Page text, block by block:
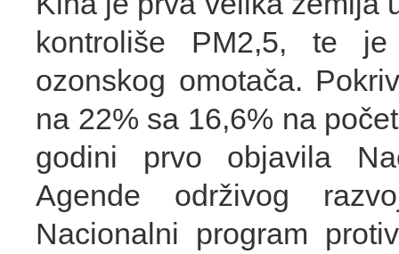
kontroliše PM2,5, te
ozonskog omotača.
na 22% sa 16,6% na
godini prvo objavila
Agende održivog
Nacionalni program